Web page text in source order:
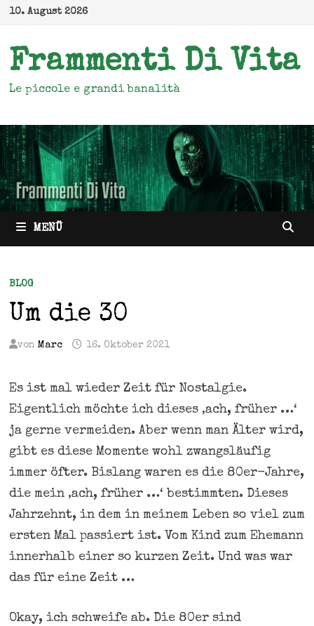
Zum
springen
10. August 2026
Frammenti Di Vita
Le piccole e grandi banalità
MENÜ
BLOG
Um die 30
von Marc 16. Oktober 2021
Es ist mal wieder Zeit für Nostalgie.
Eigentlich möchte ich dieses ‚ach, früher …‘
ja gerne vermeiden. Aber wenn man Älter wird,
gibt es diese Momente wohl zwangsläufig
immer öfter. Bislang waren es die 80er-Jahre,
die mein ‚ach, früher …‘ bestimmten. Dieses
Jahrzehnt, in dem in meinem Leben so viel zum
ersten Mal passiert ist. Vom Kind zum Ehemann
innerhalb einer so kurzen Zeit. Und was war
das für eine Zeit …
Okay, ich schweife ab. Die 80er sind